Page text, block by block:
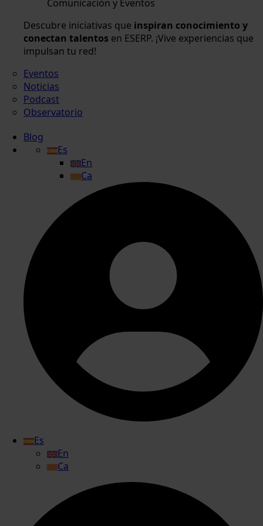
Comunicación y Eventos
Descubre iniciativas que inspiran conocimiento y
conectan talentos en ESERP. ¡Vive experiencias que
impulsan tu red!
Eventos
Noticias
Podcast
Observatorio
Blog
Es
En
Ca
Es
En
Ca